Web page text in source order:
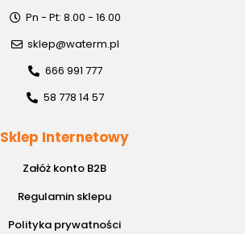
Pn - Pt: 8.00 - 16.00
sklep@waterm.pl
666 991 777
58 778 14 57
Sklep Internetowy
Załóż konto B2B
Regulamin sklepu
Polityka prywatności